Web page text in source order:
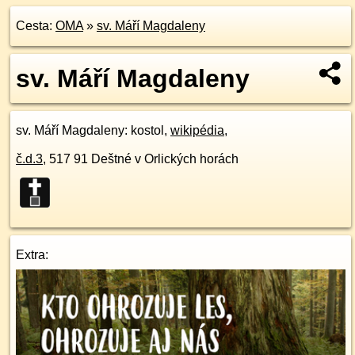
Cesta: OMA» sv. Máří Magdaleny
sv. Máří Magdaleny
sv. Máří Magdaleny: kostol, wikipédia,
č.d.3, 517 91 Deštné v Orlických horách
Extra: